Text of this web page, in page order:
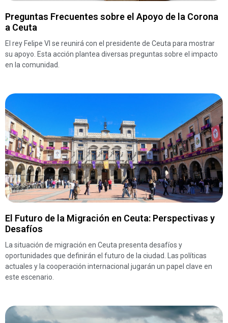
Preguntas Frecuentes sobre el Apoyo de la Corona
a Ceuta
El rey Felipe VI se reunirá con el presidente de Ceuta para mostrar
su apoyo. Esta acción plantea diversas preguntas sobre el impacto
en la comunidad.
El Futuro de la Migración en Ceuta: Perspectivas y
Desafíos
La situación de migración en Ceuta presenta desafíos y
oportunidades que definirán el futuro de la ciudad. Las políticas
actuales y la cooperación internacional jugarán un papel clave en
este escenario.